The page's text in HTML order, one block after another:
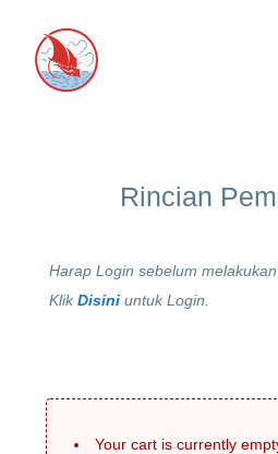
Rincian
Harap Login sebelum
KlikDisiniuntuk Login.
Your cart is currently